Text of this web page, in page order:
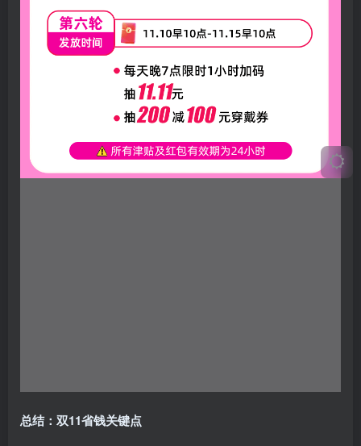
总结：双11省钱关键点